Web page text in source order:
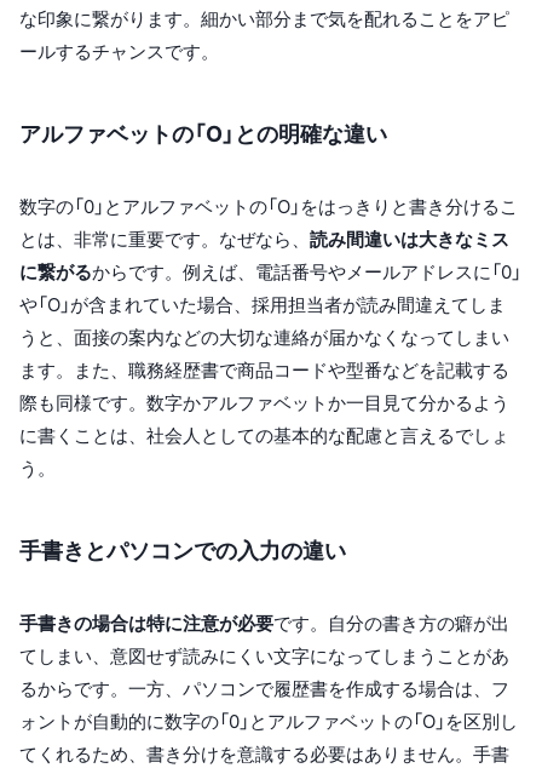
な印象に繋がります。細かい部分まで気を配れることをアピ
ールするチャンスです。
アルファベットの「O」との明確な違い
数字の「0」とアルファベットの「O」をはっきりと書き分けるこ
とは、非常に重要です。なぜなら、 読み間違いは大きなミス
に繋がるからです。例えば、電話番号やメールアドレスに「0」
や「O」が含まれていた場合、採用担当者が読み間違えてしま
うと、面接の案内などの大切な連絡が届かなくなってしまい
ます。また、職務経歴書で商品コードや型番などを記載する
際も同様です。数字かアルファベットか一目見て分かるよう
に書くことは、社会人としての基本的な配慮と言えるでしょ
う。
手書きとパソコンでの入力の違い
手書きの場合は特に注意が必要です。自分の書き方の癖が出
てしまい、意図せず読みにくい文字になってしまうことがあ
るからです。一方、パソコンで履歴書を作成する場合は、フ
ォントが自動的に数字の「0」とアルファベットの「O」を区別し
てくれるため、書き分けを意識する必要はありません。手書